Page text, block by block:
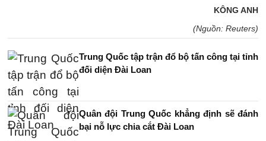
KÔNG ANH
(Nguồn: Reuters)
Trung Quốc tập trận đổ bộ tấn công tại tỉnh
đối diện Đài Loan
Quân đội Trung Quốc khẳng định sẽ đánh
bại nỗ lực chia cắt Đài Loan